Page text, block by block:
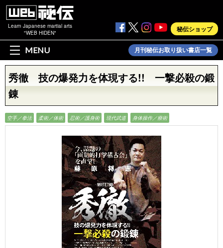
Learn Japanese martial arts
"WEB HIDEN"
秘伝ショップ
MENU 月刊秘伝お取り扱い書店一覧
秀徹 技の爆発力を体現する!! 一撃必殺の鍛
錬
空手／拳法 柔術／体術 忍術／護身術 現代武道 身体操作／療術